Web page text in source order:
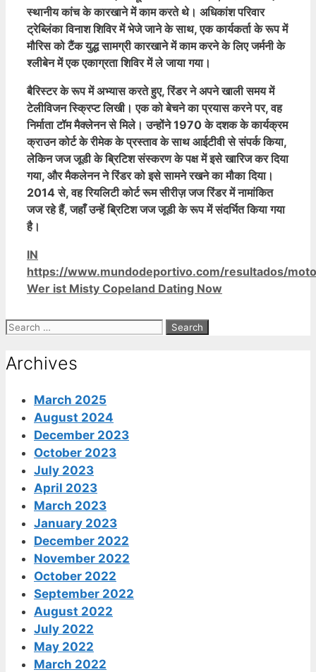
स्थानीय कांच के कारखाने में काम करते थे। अधिकांश परिवार
ट्रेब्लिंका विनाश शिविर में भेजे जाने के साथ, एक कार्यकर्ता के रूप में
मौरिस को टैंक युद्ध सामग्री कारखाने में काम करने के लिए जर्मनी के
श्लीबेन में एक एकाग्रता शिविर में ले जाया गया।
बैरिस्टर के रूप में अभ्यास करते हुए, रिंडर ने अपने खाली समय में
टेलीविजन स्क्रिप्ट लिखी। एक को बेचने का प्रयास करने पर, वह
निर्माता टॉम मैक्लेनन से मिले। उन्होंने 1970 के दशक के कार्यक्रम
क्राउन कोर्ट के रीमेक के प्रस्ताव के साथ आईटीवी से संपर्क किया,
लेकिन जज जूडी के ब्रिटिश संस्करण के पक्ष में इसे खारिज कर दिया
गया, और मैकलेनन ने रिंडर को इसे सामने रखने का मौका दिया।
2014 से, वह रियलिटी कोर्ट रूम सीरीज़ जज रिंडर में नामांकित
जज रहे हैं, जहाँ उन्हें ब्रिटिश जज जूडी के रूप में संदर्भित किया गया
है।
Categories
IN
https://www.mundodeportivo.com/resultados/
Wer ist Misty Copeland Dating Now
Search
Archives
March 2025
August 2024
December 2023
October 2023
July 2023
April 2023
March 2023
January 2023
December 2022
November 2022
October 2022
September 2022
August 2022
July 2022
May 2022
March 2022